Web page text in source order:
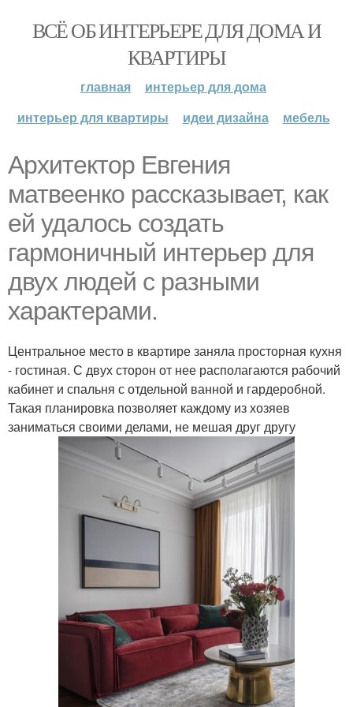
ВСЁ ОБ ИНТЕРЬЕРЕ ДЛЯ ДОМА И
КВАРТИРЫ
главная
интерьер для дома
интерьер для квартиры
идеи дизайна мебель
Архитектор Евгения
матвеенко рассказывает, как
ей удалось создать
гармоничный интерьер для
двух людей с разными
характерами.
Центральное место в квартире заняла просторная кухня
- гостиная. С двух сторон от нее располагаются рабочий
кабинет и спальня с отдельной ванной и гардеробной.
Такая планировка позволяет каждому из хозяев
заниматься своими делами, не мешая друг другу